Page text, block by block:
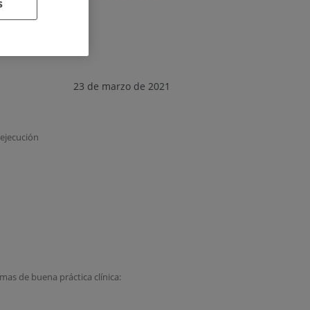
23 de marzo de 2021
de buena práctica clínica: